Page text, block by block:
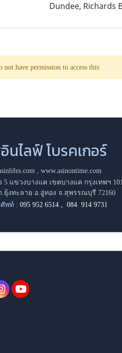
Dundee, Richards
not have permission to access this
นไลฟ์ โบรคเกอร์
, www.asinontime.com
5 แขวงบางแค เขตบางแค กรุงเทพฯ
.ยุ้งทะลาย อ.อู่ทอง จ.สุพรรณบุรี 72160
พท์ : 095 952 6514 ,084 914 9731